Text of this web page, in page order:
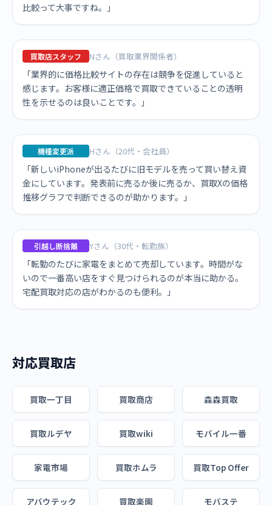
比較って大事ですね。」
買取店スタッフ Nさん（買取業界関係者）
「業界的に価格比較サイトの存在は競争を促進していると
感じます。お客様に適正価格で買取できていることの透明
性を示せるのは良いことです。」
機種変更派 Hさん（20代・会社員）
「新しいiPhoneが出るたびに旧モデルを売って買い替え資
金にしています。発表前に売るか後に売るか、買取Xの価格
推移グラフで判断できるのが助かります。」
引越し断捨離 Yさん（30代・転勤族）
「転勤のたびに家電をまとめて売却しています。時間がな
いので一番高い店をすぐ見つけられるのが本当に助かる。
宅配買取対応の店がわかるのも便利。」
対応買取店
買取一丁目 買取商店 森森買取
買取ルデヤ 買取wiki モバイル一番
家電市場 買取ホムラ 買取Top Offer
アバウテック 買取楽園 モバステ